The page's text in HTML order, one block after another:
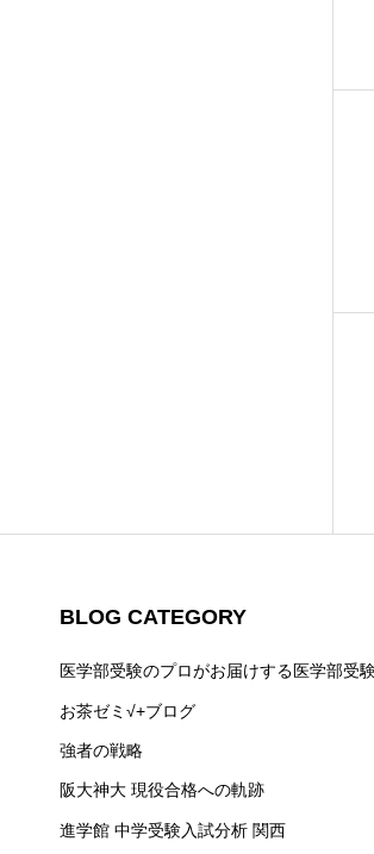
BLOG CATEGORY
医学部受験のプロがお届けする医学部受
お茶ゼミ√+ブログ
強者の戦略
阪大神大 現役合格への軌跡
進学館 中学受験入試分析 関西